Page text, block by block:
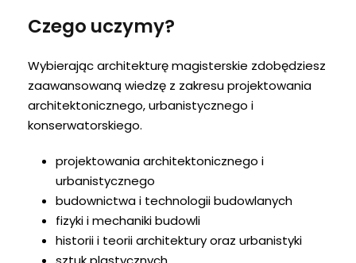
Czego uczymy?
Wybierając architekturę magisterskie zdobędziesz
zaawansowaną wiedzę z zakresu projektowania
architektonicznego, urbanistycznego i
konserwatorskiego.
projektowania architektonicznego i
urbanistycznego
budownictwa i technologii budowlanych
fizyki i mechaniki budowli
historii i teorii architektury oraz urbanistyki